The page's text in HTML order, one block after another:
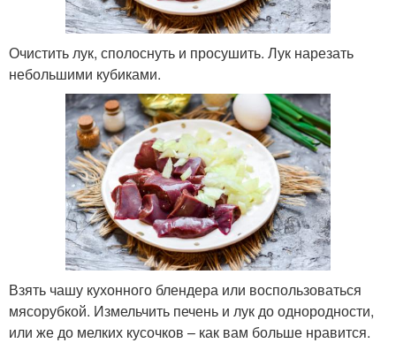
Очистить лук, сполоснуть и просушить. Лук нарезать
небольшими кубиками.
Взять чашу кухонного блендера или воспользоваться
мясорубкой. Измельчить печень и лук до однородности,
или же до мелких кусочков – как вам больше нравится.